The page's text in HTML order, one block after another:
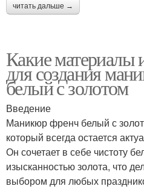
читать дальше →
Какие материалы
для создания
белый с золотом
Введение
Маникюр френч белый с
который всегда остается
Он сочетает в себе чистоту
изысканностью золота, что
выбором для любых